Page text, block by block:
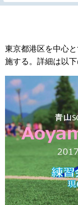
東京都港区を中心
施する。詳細は以下